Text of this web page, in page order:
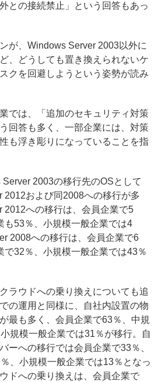
との接続禁止」という回答もあっ
が、Windows Server 2003以外に
、どうしても置き換えられないケ
クを回避しようという姿勢が読み
では、「追加のセキュリティ対策
回答も多く、一部企業には、対策
も浮き彫りになっていることを指
2003の移行先のOSとして
2012および同2008への移行が多
2012への移行は、会員企業で5
も53％、小規模一般企業では4
2008への移行は、会員企業で6
で32％、小規模一般企業では43％
ラウドへの乗り換えについても追
の運用と同様に、自社内設置の物
最も多く、会員企業で63％、中規
規模一般企業では31％が移行。自
ーへの移行では会員企業で33％、
、小規模一般企業では13％となっ
ドへの乗り換えは、会員企業で